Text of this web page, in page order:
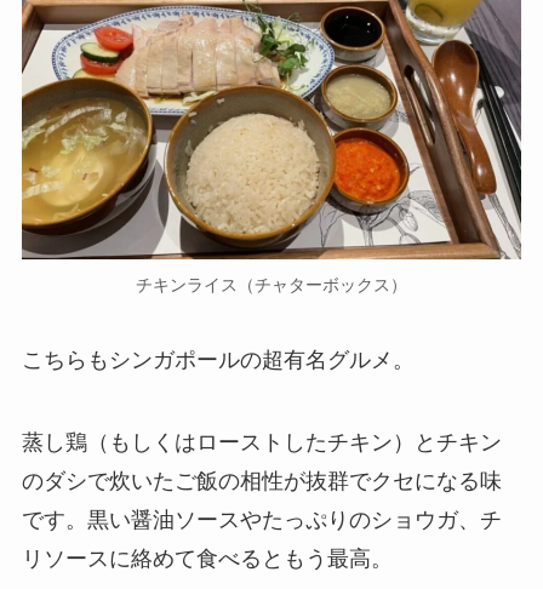
チキンライス（チャターボックス）
こちらもシンガポールの超有名グルメ。
蒸し鶏（もしくはローストしたチキン）とチキン
のダシで炊いたご飯の相性が抜群でクセになる味
です。黒い醤油ソースやたっぷりのショウガ、チ
リソースに絡めて食べるともう最高。